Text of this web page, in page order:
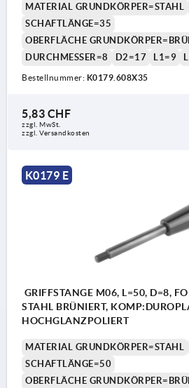
MATERIAL GRUNDKÖRPER=STAHL
SCHAFTLÄNGE=35
OBERFLÄCHE
DURCHMESSER=8
D2=17 L1=9
Bestellnummer: K0179.608X35
5,83 CHF
zzgl. MwSt.
zzgl. Versandkosten
K0179 E
GRIFFSTANGE M06, L=50, D=8,
STAHL BRÜNIERT,
HOCHGLANZPOLIERT
MATERIAL GRUNDKÖRPER=STAHL
SCHAFTLÄNGE=50
OBERFLÄCHE